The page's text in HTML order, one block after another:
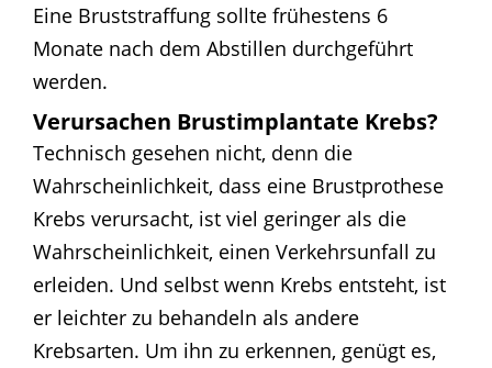
Eine Bruststraffung sollte frühestens 6
Monate nach dem Abstillen durchgeführt
werden.
Verursachen Brustimplantate Krebs?
Technisch gesehen nicht, denn die
Wahrscheinlichkeit, dass eine Brustprothese
Krebs verursacht, ist viel geringer als die
Wahrscheinlichkeit, einen Verkehrsunfall zu
erleiden. Und selbst wenn Krebs entsteht, ist
er leichter zu behandeln als andere
Krebsarten. Um ihn zu erkennen, genügt es,